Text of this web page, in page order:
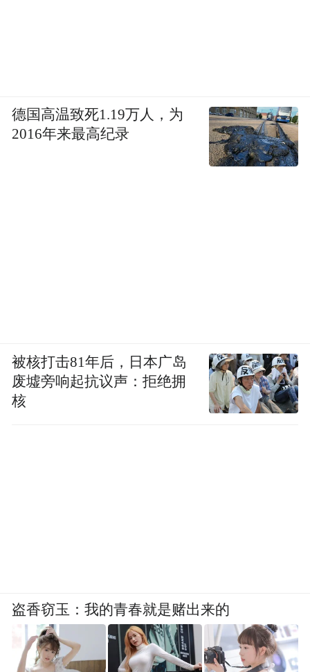
德国高温致死1.19万人，为
2016年来最高纪录
被核打击81年后，日本广岛
废墟旁响起抗议声：拒绝拥
核
盗香窃玉：我的青春就是赌出来的